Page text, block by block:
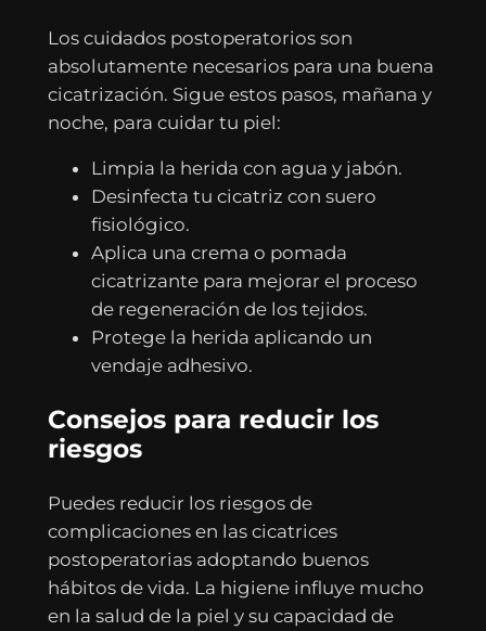
Los cuidados postoperatorios son
absolutamente necesarios para una buena
cicatrización. Sigue estos pasos, mañana y
noche, para cuidar tu piel:
Limpia la herida con agua y jabón.
Desinfecta tu cicatriz con suero
fisiológico.
Aplica una crema o pomada
cicatrizante para mejorar el proceso
de regeneración de los tejidos.
Protege la herida aplicando un
vendaje adhesivo.
Consejos para reducir los
riesgos
Puedes reducir los riesgos de
complicaciones en las cicatrices
postoperatorias adoptando buenos
hábitos de vida. La higiene influye mucho
en la salud de la piel y su capacidad de